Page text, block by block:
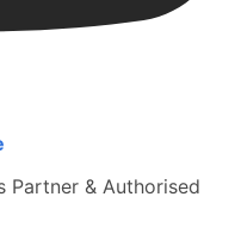
Partner & Authorised